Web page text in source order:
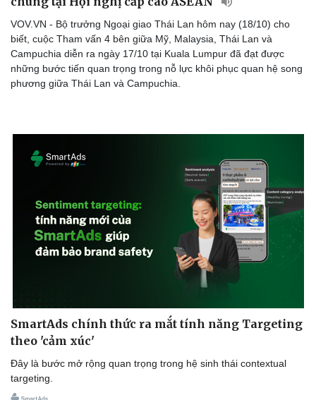
VOV.VN - Bộ trưởng Ngoại giao Thái Lan hôm nay (18/10) cho
biết, cuộc Tham vấn 4 bên giữa Mỹ, Malaysia, Thái Lan và
Campuchia diễn ra ngày 17/10 tại Kuala Lumpur đã đạt được
những bước tiến quan trọng trong nỗ lực khôi phục quan hệ song
phương giữa Thái Lan và Campuchia.
SmartAds chính thức ra mắt tính năng Targeting
theo 'cảm xúc'
Đây là bước mở rộng quan trọng trong hệ sinh thái contextual
targeting.